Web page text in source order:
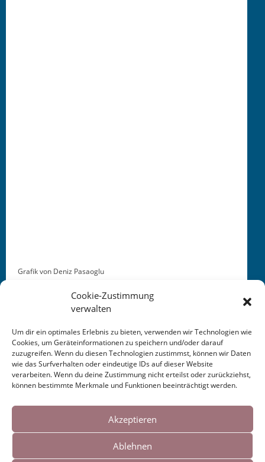
Cookies helfen uns bei der Bereitstellung
unserer Inhalte und Dienste. Durch die
weitere Nutzung der Webseite stimmen Sie
der Verwendung von Cookies zu.
Cookie-Zustimmung
verwalten
Um dir ein optimales Erlebnis zu bieten, verwenden wir Technologien wie
Cookies, um Geräteinformationen zu speichern und/oder darauf
zuzugreifen. Wenn du diesen Technologien zustimmst, können wir Daten
wie das Surfverhalten oder eindeutige IDs auf dieser Website
verarbeiten. Wenn du deine Zustimmung nicht erteilst oder zurückziehst,
können bestimmte Merkmale und Funktionen beeinträchtigt werden.
Akzeptieren
Ablehnen
Grafik von Deniz Pasaoglu
This entry was posted inKALENDER. Bookmark the
permalink.
Hessischer Rundfunk:
hr2 Kulturcafé
Lesung zakk Düsseldorf
2015→